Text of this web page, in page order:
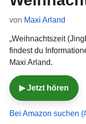
von Maxi Arland
„Weihnachtszeit
findest du
Maxi Arland.
▶ Jetzt hören
Bei Amazon suchen